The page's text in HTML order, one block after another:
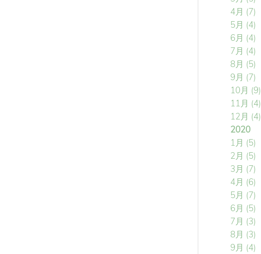
4月 (7)
5月 (4)
6月 (4)
7月 (4)
8月 (5)
9月 (7)
10月 (9)
11月 (4)
12月 (4)
2020
1月 (5)
2月 (5)
3月 (7)
4月 (6)
5月 (7)
6月 (5)
7月 (3)
8月 (3)
9月 (4)